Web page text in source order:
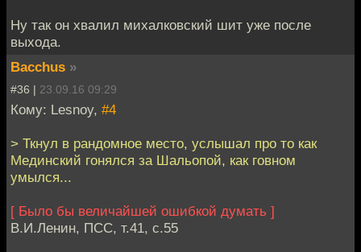
Ну так он хвалил михалковский шит уже после
выхода.
Bacchus »
#36 | 23.09.16 09:29
Кому: Lesnoy, #4
> Ткнул в рандомное место, услышал про то как
Мединский гонялся за Шальопой, как говном
умылся...
[ Было бы величайшей ошибкой думать ]
В.И.Ленин, ПСС, т.41, с.55